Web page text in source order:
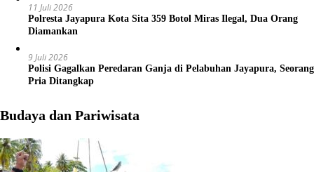
11 Juli 2026
Polresta Jayapura Kota Sita 359 Botol Miras Ilegal, Dua Orang
Diamankan
9 Juli 2026
Polisi Gagalkan Peredaran Ganja di Pelabuhan Jayapura, Seorang
Pria Ditangkap
Budaya dan Pariwisata